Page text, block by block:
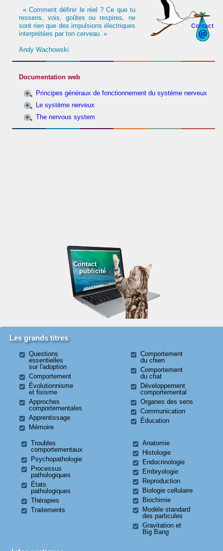
Contact
« Comment définir le réel ? Ce que tu
ressens, vois, goûtes ou respires, ne
sont rien que des impulsions électriques
interprétées par ton cerveau. »
Andy Wachowski
Documentation web
Principes généraux de fonctionnement du système nerveux
Le système nerveux
The nervous system
Contact
publicité
Les grands titres
Questions
essentielles
sur l'adoption
Comportement
Évolutionnisme
et fixisme
Approches
comportementales
Apprentissage
Mémoire
Comportement
du chien
Comportement
du chat
Développement
comportemental
Organes des sens
Communication
Éducation
Troubles
comportementaux
Psychopathologie
Processus
pathologiques
États
pathologiques
Thérapies
Traitements
Anatomie
Histologie
Endocrinologie
Embryologie
Reproduction
Biologie cellulaire
Biochimie
Modèle standard
des particules
Gravitation et
Big Bang